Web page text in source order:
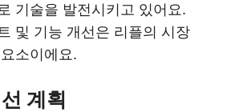
기술을 발전시키고 있어요.
및 기능 개선은 리플의 시장
소이에요.
계획